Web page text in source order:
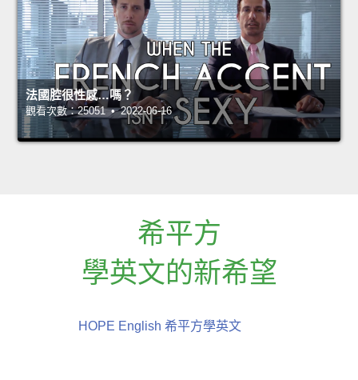
法國腔很性感…嗎？
觀看次數：25051 • 2022-06-16
希平方
學英文的新希望
HOPE English 希平方學英文